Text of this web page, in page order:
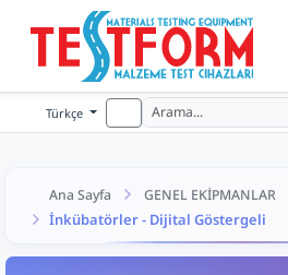
Türkçe
Ana Sayfa GENEL EKİPMANLAR
İnkübatörler - Dijital Göstergeli